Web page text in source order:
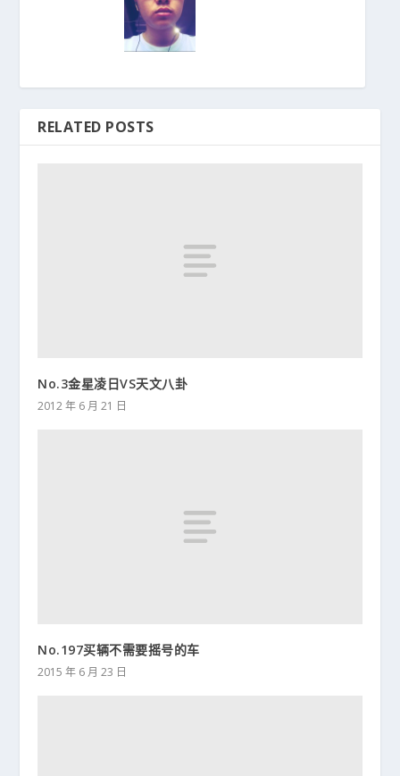
RELATED POSTS
No.3金星凌日VS天文八卦
2012 年 6 月 21 日
No.197买辆不需要摇号的车
2015 年 6 月 23 日